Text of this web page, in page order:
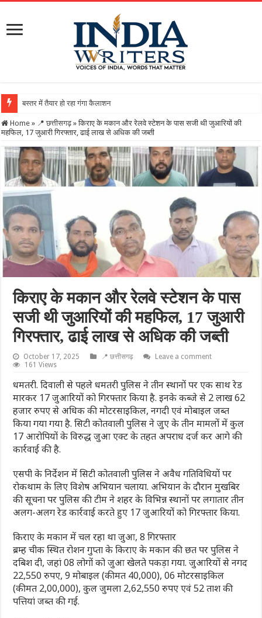
बस्तर में तैयार हो रहा गंगा कैलाशनाथ चतुर्मुख शिवालय : महाशिवरात्रि
Home » 📍 छत्तीसगढ़ » किराए के मकान और रेलवे स्टेशन के पास सजी थी जुआरियों की
महफिल, 17 जुआरी गिरफ्तार, ढाई लाख से अधिक की जब्ती
किराए के मकान और रेलवे स्टेशन के पास
सजी थी जुआरियों की महफिल, 17 जुआरी
गिरफ्तार, ढाई लाख से अधिक की जब्ती
October 17, 2025 📍 छत्तीसगढ़
Leave a comment
161 Views
धमतरी. दिवाली से पहले धमतरी पुलिस ने तीन स्थानों पर एक साथ रेड
मारकर 17 जुआरियों को गिरफ्तार किया है. इनके कब्जे से 2 लाख 62
हजार रुपए से अधिक की मोटरसाइकिल, नगदी एवं मोबाइल जब्त
किया गया गया है. सिटी कोतवाली पुलिस ने जुए के तीन मामलों में कुल
17 आरोपियों के विरुद्ध जुआ एक्ट के तहत अपराध दर्ज कर आगे की
कार्रवाई की है.
एसपी के निर्देशन में सिटी कोतवाली पुलिस ने अवैध गतिविधियों पर
रोकथाम के लिए विशेष अभियान चलाया. अभियान के दौरान मुखबिर
की सूचना पर पुलिस की टीम ने शहर के विभिन्न स्थानों पर लगातार तीन
अलग-अलग रेड कार्रवाई करते हुए 17 जुआरियों को गिरफ्तार किया.
किराए के मकान में चल रहा था जुआ, 8 गिरफ्तार
ब्रम्ह चीक स्थित रोशन गुप्ता के किराए के मकान की छत पर पुलिस ने
दबिश दी, जहां 08 लोगों को जुआ खेलते पकड़ा गया. जुआरियों से नगद
22,550 रुपए, 9 मोबाइल (कीमत 40,000), 06 मोटरसाइकिल
(कीमत 2,00,000), कुल जुमला 2,62,550 रुपए एवं 52 ताश की
पत्तियां जब्त की गई.